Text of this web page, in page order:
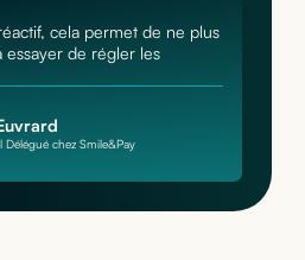
cela permet de ne plus
essayer de régler les
Délégué chez Smile&Pay